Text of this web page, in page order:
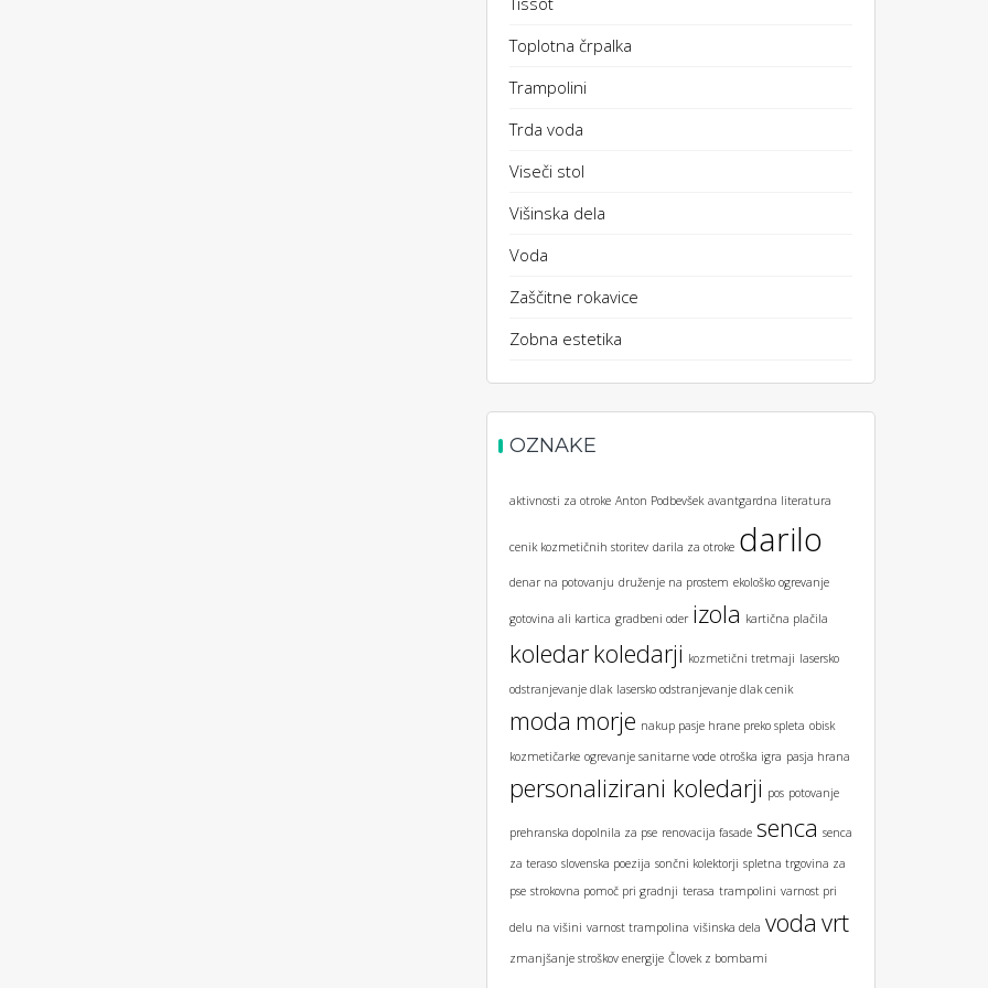
Toplotna črpalka
Trampolini
Trda voda
Viseči stol
Višinska dela
Voda
Zaščitne rokavice
Zobna estetika
OZNAKE
aktivnosti za otroke Anton Podbevšek avantgardna literatura
cenik kozmetičnih storitev darila za otroke darilo
denar na potovanju druženje na prostem ekološko ogrevanje
gotovina ali kartica gradbeni oder izola kartična plačila
koledarkoledarji kozmetični tretmaji lasersko
odstranjevanje dlak lasersko odstranjevanje dlak cenik
moda morje nakup pasje hrane preko spleta obisk
kozmetičarke ogrevanje sanitarne vode otroška igra pasja hrana
personalizirani koledarji pos potovanje
prehranska dopolnila za pse renovacija fasade senca senca
za teraso slovenska poezija sončni kolektorji spletna trgovina za
pse strokovna pomoč pri gradnji terasa trampolini varnost pri
delu na višini varnost trampolina višinska dela voda vrt
zmanjšanje stroškov energije Človek z bombami